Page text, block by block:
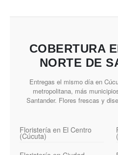
COBERTURA
NORTE DE
Entregas el mismo día en
metropolitana, más
Santander. Flores frescas y
Floristería en El Centro
(Cúcuta)